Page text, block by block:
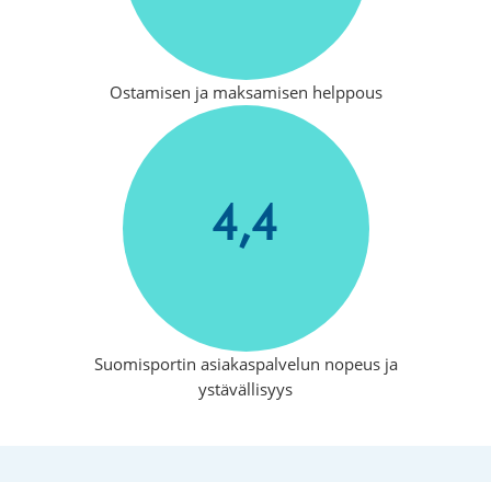
Ostamisen ja maksamisen helppous
4,4
Suomisportin asiakaspalvelun nopeus ja
ystävällisyys